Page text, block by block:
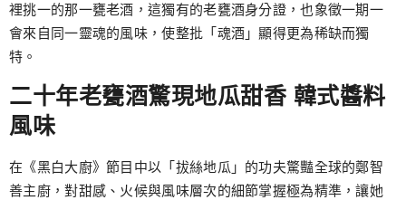
裡挑一的那一甕老酒，這獨有的老甕酒身分證，也象徵一期一
會來自同一靈魂的風味，使整批「魂酒」顯得更為稀缺而獨
特。
二十年老甕酒驚現地瓜甜香 韓式醬料
風味
在《黑白大廚》節目中以「拔絲地瓜」的功夫驚豔全球的鄭智
善主廚，對甜感、火候與風味層次的細節掌握極為精準，讓她